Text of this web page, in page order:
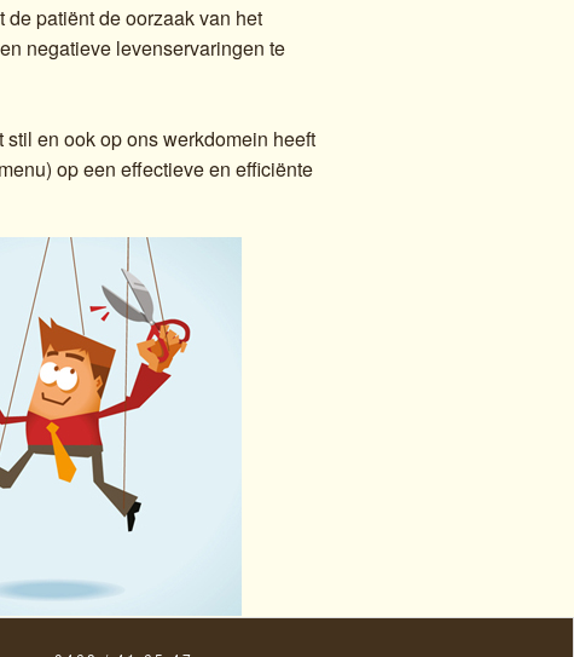
patiënt de oorzaak van het
negatieve levenservaringen te
en ook op ons werkdomein heeft
op een effectieve en efficiënte